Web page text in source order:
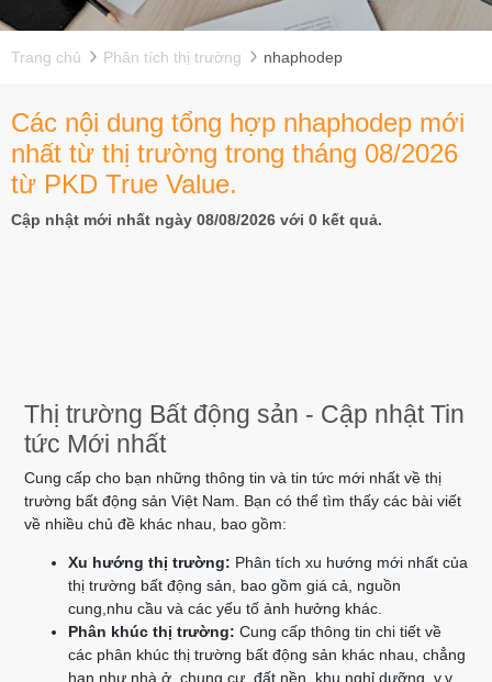
Trang chủ Phân tích thị trường nhaphodep
Các nội dung tổng hợp nhaphodep mới
nhất từ thị trường trong tháng 08/2026
từ PKD True Value.
Cập nhật mới nhất ngày 08/08/2026 với 0 kết quả.
Thị trường Bất động sản - Cập nhật Tin
tức Mới nhất
Cung cấp cho bạn những thông tin và tin tức mới nhất về thị
trường bất động sản Việt Nam. Bạn có thể tìm thấy các bài viết
về nhiều chủ đề khác nhau, bao gồm:
Xu hướng thị trường: Phân tích xu hướng mới nhất của
thị trường bất động sản, bao gồm giá cả, nguồn
cung,nhu cầu và các yếu tố ảnh hưởng khác.
Phân khúc thị trường: Cung cấp thông tin chi tiết về
các phân khúc thị trường bất động sản khác nhau, chẳng
hạn như nhà ở, chung cư, đất nền, khu nghỉ dưỡng, v.v.